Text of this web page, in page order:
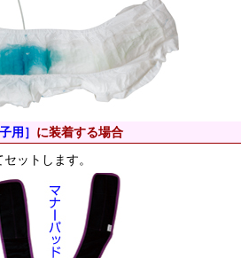
用］ に装着する場合
ットします。